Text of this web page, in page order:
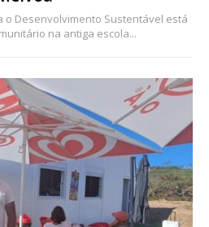
o Desenvolvimento Sustentável está
na antiga escola...